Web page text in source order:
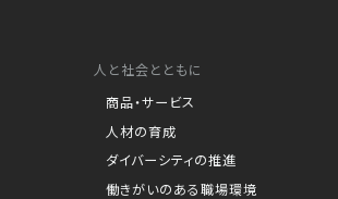
人と社会とともに
商品・サービス
人材の育成
ダイバーシティの推進
働きがいのある職場環境